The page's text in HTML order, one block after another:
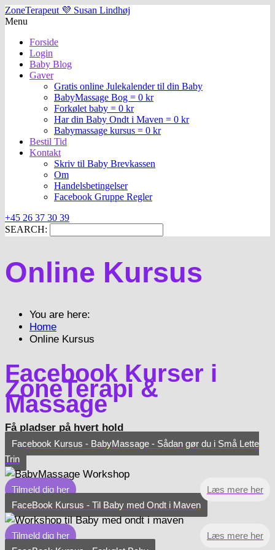
ZoneTerapeut 💜 Susan Lindhøj
Menu
Forside
Login
Baby Blog
Gaver
Gratis online Julekalender til din Baby
BabyMassage Bog = 0 kr
Forkølet baby = 0 kr
Har din Baby Ondt i Maven = 0 kr
Babymassage kursus = 0 kr
Bestil Tid
Kontakt
Skriv til Baby Brevkassen
Om
Handelsbetingelser
Facebook Gruppe Regler
+45 26 37 30 39
SEARCH:
Online Kursus
You are here:
Home
Online Kursus
Facebook Kurser i
ZoneTerapi &
Massage
Få pladser på hvert hold
Facebook Kursus - BabyMassage - Sådan gør du i Små Lette
Trin
Læs mere her
Tilmeld dig her
FaceBook Kursus - Til Baby med Ondt i Maven
Læs mere her
Tilmeld dig her